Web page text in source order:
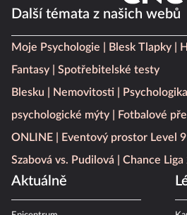
Další témata z našich webů
Moje Psychologie Blesk Tlapky
Fantasy
Spotřebitelské testy
Blesku
Nemovitosti
psychologické mýty
Fotbalové
ONLINE
Eventový prostor Level 9
Szabová vs. Pudilová
Chance
Aktuálně